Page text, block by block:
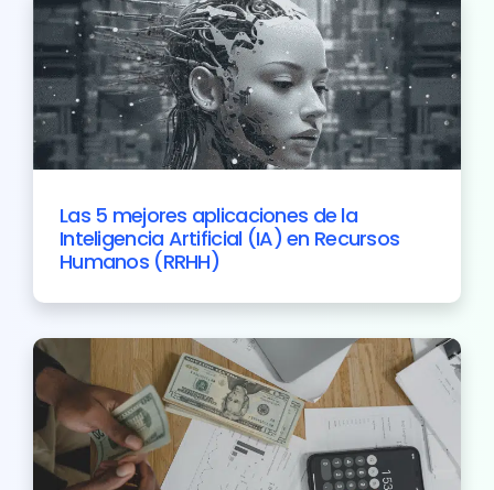
Las 5 mejores aplicaciones de la
Inteligencia Artificial (IA) en Recursos
Humanos (RRHH)